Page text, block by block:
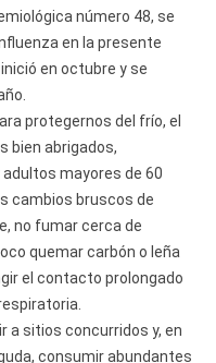
número 48, se
en la presente
en octubre y se
protegernos del frío, el
bien abrigados,
mayores de 60
cambios bruscos de
no fumar cerca de
quemar carbón o leña
el contacto prolongado
a sitios concurridos y, en
consumir abundantes